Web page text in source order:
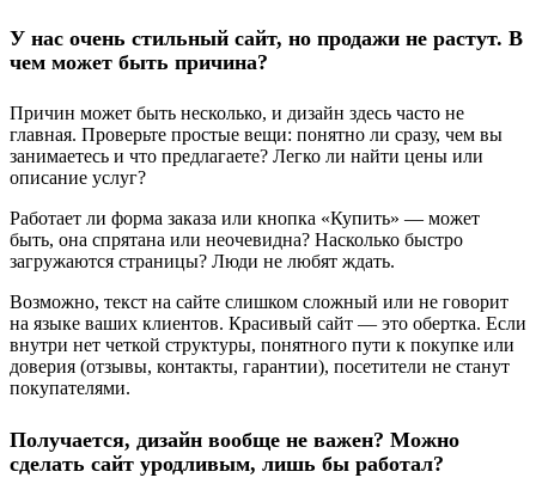
У нас очень стильный сайт, но продажи не растут. В
чем может быть причина?
Причин может быть несколько, и дизайн здесь часто не
главная. Проверьте простые вещи: понятно ли сразу, чем вы
занимаетесь и что предлагаете? Легко ли найти цены или
описание услуг?
Работает ли форма заказа или кнопка «Купить» — может
быть, она спрятана или неочевидна? Насколько быстро
загружаются страницы? Люди не любят ждать.
Возможно, текст на сайте слишком сложный или не говорит
на языке ваших клиентов. Красивый сайт — это обертка. Если
внутри нет четкой структуры, понятного пути к покупке или
доверия (отзывы, контакты, гарантии), посетители не станут
покупателями.
Получается, дизайн вообще не важен? Можно
сделать сайт уродливым, лишь бы работал?